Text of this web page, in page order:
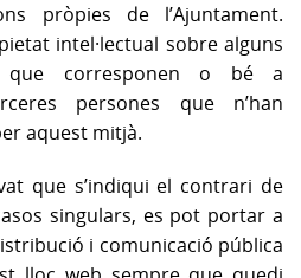
pròpies de l’Ajuntament.
intel·lectual sobre alguns
que corresponen o bé a
persones que n’han
aquest mitjà.
que s’indiqui el contrari de
singulars, es pot portar a
i comunicació pública